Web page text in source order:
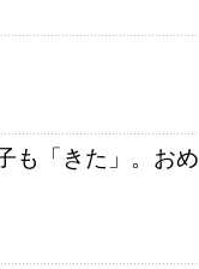
も「きた」。おめ